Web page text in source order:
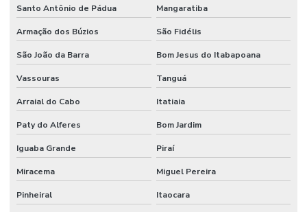
Santo Antônio de Pádua Mangaratiba
Armação dos Búzios São Fidélis
São João da Barra Bom Jesus do Itabapoana
Vassouras Tanguá
Arraial do Cabo Itatiaia
Paty do Alferes Bom Jardim
Iguaba Grande Piraí
Miracema Miguel Pereira
Pinheiral Itaocara